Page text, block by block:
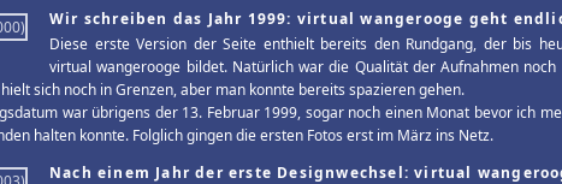
Wir schreiben das Jahr 1999: virtual wangerooge geht
Diese erste Version der Seite enthielt bereits den Rundgang, der bis
virtual wangerooge bildet. Natürlich war die Qualität der Aufnahmen
sich noch in Grenzen, aber man konnte bereits spazieren gehen.
war übrigens der 13. Februar 1999, sogar noch einen Monat bevor ich
halten konnte. Folglich gingen die ersten Fotos erst im März ins Netz.
Nach einem Jahr der erste Designwechsel: virtual